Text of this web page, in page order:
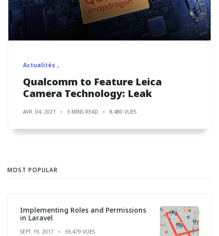
Actualités
Qualcomm to Feature Leica
Camera Technology: Leak
AVR. 04, 2021 3 MINS READ 8,480 VUES
MOST POPULAR
Implementing Roles and Permissions
in Laravel
SEPT. 19, 2017 59,479 VUES